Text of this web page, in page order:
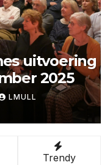
Trendy